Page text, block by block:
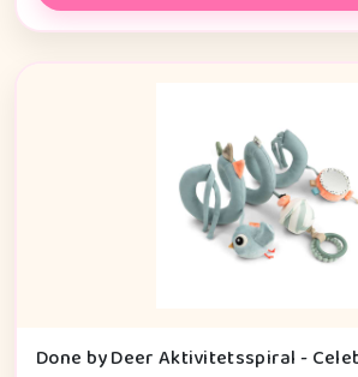
Done by Deer Aktivitetsspiral -